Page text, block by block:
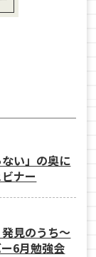
ない」の奥に
ナー
発見のうち〜
6月勉強会